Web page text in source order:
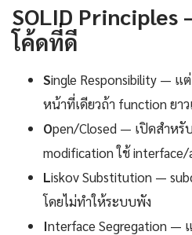
SOLID Principles
โค้ดที่ดี
Single Responsibility — แ
หน้าที่เดียวถ้า function ยา
Open/Closed — เปิดสำหรั
modification ใช้ interface/
Liskov Substitution —
โดยไม่ทำให้ระบบพัง
Interface Segregation —